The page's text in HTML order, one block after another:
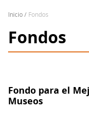
enlaces
de
la
navegación
inicio fondos
Fondos
Fondo para el
Museos